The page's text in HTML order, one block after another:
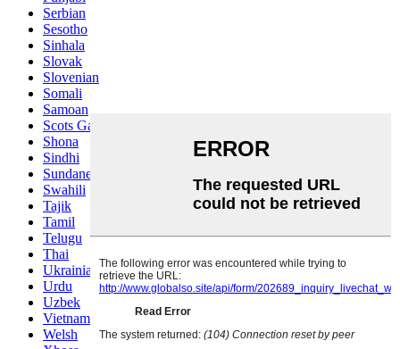
Serbian
Sesotho
Sinhala
Slovak
Slovenian
Somali
Samoan
Scots Gaelic
Shona
Sindhi
Sundanese
Swahili
Tajik
Tamil
Telugu
Thai
Ukrainian
Urdu
Uzbek
Vietnamese
Welsh